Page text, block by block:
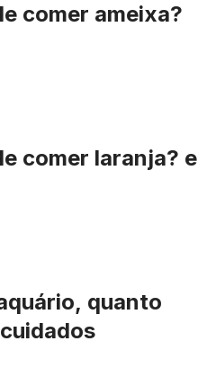
comer ameixa?
comer laranja? e
quanto